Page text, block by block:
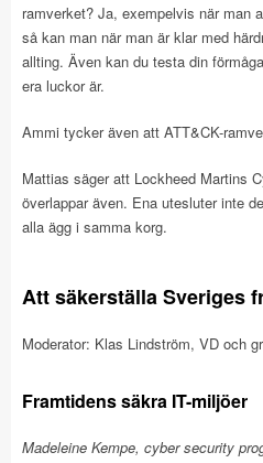
ramverket? Ja, exempelvis när man
så kan man när man är klar med
allting. Även kan du testa din
era luckor är.
Ammi tycker även att ATT&CK-
Mattias säger att Lockheed Martins
överlappar även. Ena utesluter inte
alla ägg i samma korg.
Att säkerställa Sveriges
Moderator: Klas Lindström, VD och
Framtidens säkra IT-miljöer
Madeleine Kempe, cyber security